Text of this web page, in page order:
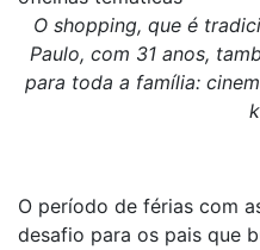
O shopping, que é
Paulo, com 31 anos,
para toda a família:
O período de férias com
desafio para os pais que